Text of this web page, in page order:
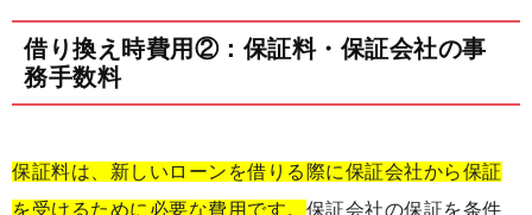
借り換え時費用②：保証料・保証会社の事
務手数料
保証料は、新しいローンを借りる際に保証会社から保証
を受けるために必要な費用です。 保証会社の保証を条件